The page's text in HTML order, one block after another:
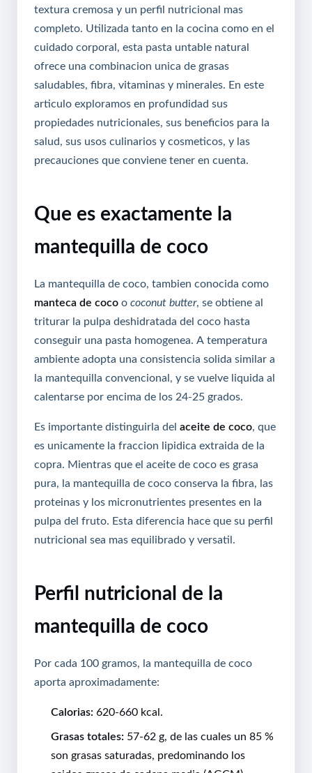
textura cremosa y un perfil nutricional mas
completo. Utilizada tanto en la cocina como en el
cuidado corporal, esta pasta untable natural
ofrece una combinacion unica de grasas
saludables, fibra, vitaminas y minerales. En este
articulo exploramos en profundidad sus
propiedades nutricionales, sus beneficios para la
salud, sus usos culinarios y cosmeticos, y las
precauciones que conviene tener en cuenta.
Que es exactamente la
mantequilla de coco
La mantequilla de coco, tambien conocida como
manteca de coco o coconut butter, se obtiene al
triturar la pulpa deshidratada del coco hasta
conseguir una pasta homogenea. A temperatura
ambiente adopta una consistencia solida similar a
la mantequilla convencional, y se vuelve liquida al
calentarse por encima de los 24-25 grados.
Es importante distinguirla del aceite de coco, que
es unicamente la fraccion lipidica extraida de la
copra. Mientras que el aceite de coco es grasa
pura, la mantequilla de coco conserva la fibra, las
proteinas y los micronutrientes presentes en la
pulpa del fruto. Esta diferencia hace que su perfil
nutricional sea mas equilibrado y versatil.
Perfil nutricional de la
mantequilla de coco
Por cada 100 gramos, la mantequilla de coco
aporta aproximadamente:
Calorias: 620-660 kcal.
Grasas totales: 57-62 g, de las cuales un 85 %
son grasas saturadas, predominando los